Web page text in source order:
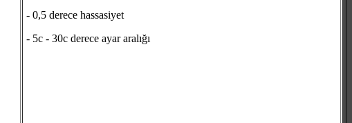
- 0,5 derece hassasiyet
- 5c - 30c derece ayar aralığı